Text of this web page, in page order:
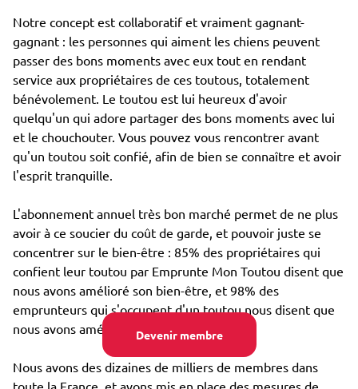
Devenir membre
Notre concept est collaboratif et vraiment gagnant-
gagnant : les personnes qui aiment les chiens peuvent
passer des bons moments avec eux tout en rendant
service aux propriétaires de ces toutous, totalement
bénévolement. Le toutou est lui heureux d'avoir
quelqu'un qui adore partager des bons moments avec lui
et le chouchouter. Vous pouvez vous rencontrer avant
qu'un toutou soit confié, afin de bien se connaître et avoir
l'esprit tranquille.
L'abonnement annuel très bon marché permet de ne plus
avoir à ce soucier du coût de garde, et pouvoir juste se
concentrer sur le bien-être : 85% des propriétaires qui
confient leur toutou par Emprunte Mon Toutou disent que
nous avons amélioré son bien-être, et 98% des
emprunteurs qui s'occupent d'un toutou nous disent que
nous avons amélioré leur propre bien-être.
Nous avons des dizaines de milliers de membres dans
toute la France, et avons mis en place des mesures de